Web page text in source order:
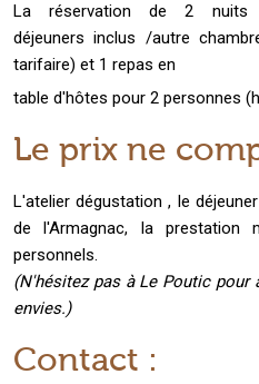
La réservation de 2 nuits
déjeunersinclus /autre
tarifaire) et 1 repas en
table d'hôtes pour 2 personnes
Le prix ne
L'atelier dégustation , le
de l'Armagnac, la prestation
personnels.
(N'hésitez pas à Le Poutic pour
envies.)
Contact :